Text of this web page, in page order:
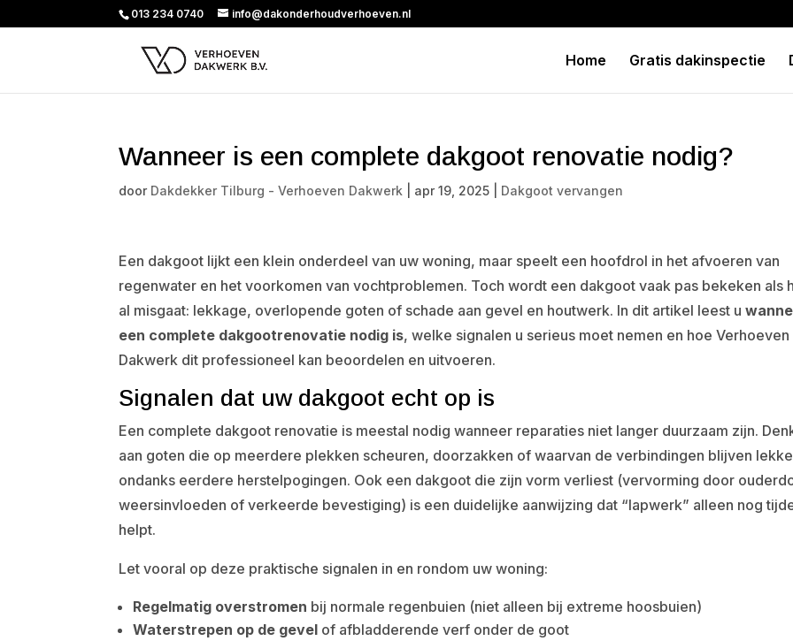
013 234 0740 info@dakonderhoudverhoeven.nl
Home Gratis dakinspectie
Wanneer is een complete dakgoot renovatie nodig?
door Dakdekker Tilburg - Verhoeven Dakwerk apr 19, 2025 Dakgoot vervangen
Een dakgoot lijkt een klein onderdeel van uw woning, maar speelt een hoofdrol in het afvoeren van
regenwater en het voorkomen van vochtproblemen. Toch wordt een dakgoot vaak pas bekeken als
al misgaat: lekkage, overlopende goten of schade aan gevel en houtwerk. In dit artikel leest u
een complete dakgootrenovatie nodig is, welke signalen u serieus moet nemen en hoe Verhoeven
Dakwerk dit professioneel kan beoordelen en uitvoeren.
Signalen dat uw dakgoot echt op is
Een complete dakgoot renovatie is meestal nodig wanneer reparaties niet langer duurzaam zijn.
aan goten die op meerdere plekken scheuren, doorzakken of waarvan de verbindingen blijven
ondanks eerdere herstelpogingen. Ook een dakgoot die zijn vorm verliest (vervorming door
weersinvloeden of verkeerde bevestiging) is een duidelijke aanwijzing dat “lapwerk” alleen nog
helpt.
Let vooral op deze praktische signalen in en rondom uw woning:
Regelmatig overstromen bij normale regenbuien (niet alleen bij extreme hoosbuien)
Waterstrepen op de gevel of afbladderende verf onder de goot